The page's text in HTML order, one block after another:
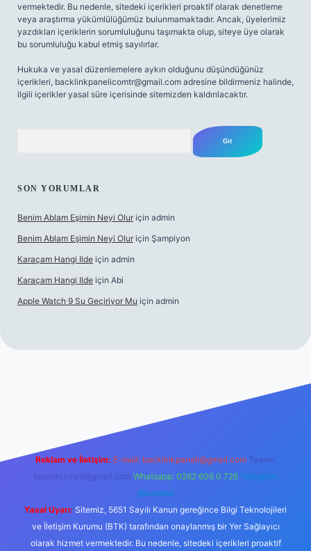
vermektedir. Bu nedenle, sitedeki içerikleri proaktif olarak denetleme
veya araştırma yükümlülüğümüz bulunmamaktadır. Ancak, üyelerimiz
yazdıkları içeriklerin sorumluluğunu taşımakta olup, siteye üye olarak
bu sorumluluğu kabul etmiş sayılırlar.
Hukuka ve yasal düzenlemelere aykırı olduğunu düşündüğünüz
içerikleri, backlinkpanelicomtr@gmail.com adresine bildirmeniz halinde,
ilgili içerikler yasal süre içerisinde sitemizden kaldırılacaktır.
SON YORUMLAR
Benim Ablam Eşimin Neyi Olur için admin
Benim Ablam Eşimin Neyi Olur için Şampiyon
Karaçam Hangi Ilde için admin
Karaçam Hangi Ilde için Abi
Apple Watch 9 Su Geçiriyor Mu için admin
Reklam ve İletişim: E-mail: backlinkpaneli@gmail.com Teams:
forumhizmeti@gmail.com Whatsapp: 0262 606 0 726 Telegram:
@karabul
Yasal Uyarı: Sitemiz, 5651 Sayılı Kanun gereğince Bilgi Teknolojileri
ve İletişim Kurumu (BTK) tarafından onaylanmış bir Yer Sağlayıcı
olarak hizmet vermektedir. Bu nedenle, sitedeki içerikleri proaktif